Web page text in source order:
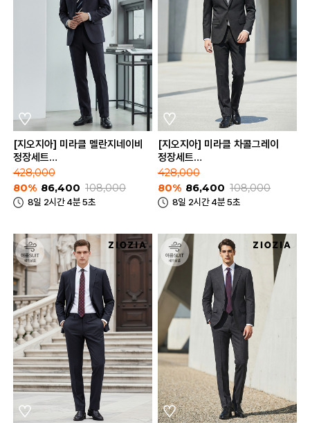
[지오지아] 미라클 멜란지네이비
정장세트
(ABE2SB1201_ABE2SP1201_MNV)
428,000
80% 86,400 108,000
8일 2시간 4분 5초
[지오지아] 미라클 차콜그레이
정장세트
428,000
80% 86,400 108,000
8일 2시간 4분 5초